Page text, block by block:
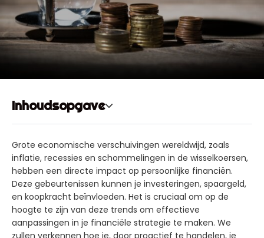
Inhoudsopgave
Grote economische verschuivingen wereldwijd, zoals
inflatie, recessies en schommelingen in de wisselkoersen,
hebben een directe impact op persoonlijke financiën.
Deze gebeurtenissen kunnen je investeringen, spaargeld,
en koopkracht beïnvloeden. Het is cruciaal om op de
hoogte te zijn van deze trends om effectieve
aanpassingen in je financiële strategie te maken. We
zullen verkennen hoe je, door proactief te handelen, je